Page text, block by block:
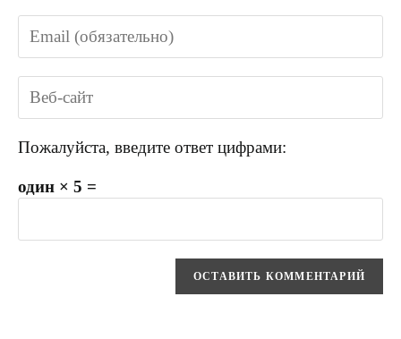
Пожалуйста, введите ответ цифрами:
один × 5 =